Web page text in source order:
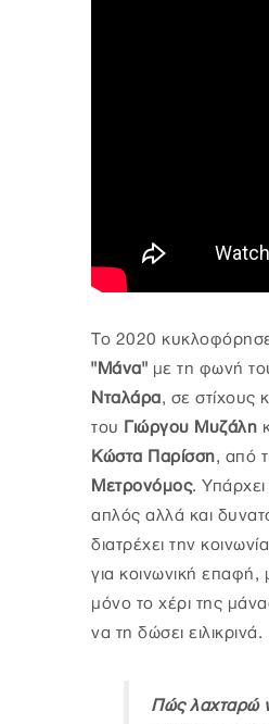
Το 2020
"Μάνα" με τη φωνή
Νταλάρα, σε στίχους
του Γιώργου Μυζάλη
Κώστα Παρίσση, από
Μετρονόμος.
απλός αλλά και
διατρέχει την
για κοινωνική
μόνο το χέρι της
να τη δώσει ειλικρινά.
Πώς λαχταρώ